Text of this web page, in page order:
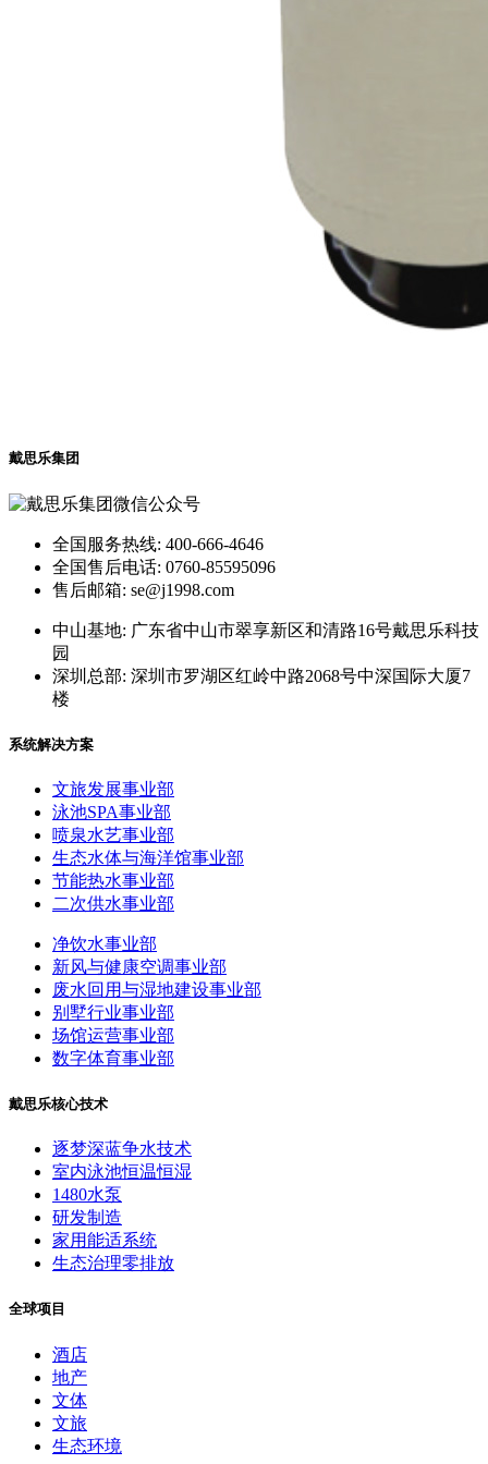
戴思乐集团
全国服务热线: 400-666-4646
全国售后电话: 0760-85595096
售后邮箱: se@j1998.com
中山基地: 广东省中山市翠享新区和清路16号戴思乐科技
园
深圳总部: 深圳市罗湖区红岭中路2068号中深国际大厦7
楼
系统解决方案
文旅发展事业部
泳池SPA事业部
喷泉水艺事业部
生态水体与海洋馆事业部
节能热水事业部
二次供水事业部
净饮水事业部
新风与健康空调事业部
废水回用与湿地建设事业部
别墅行业事业部
场馆运营事业部
数字体育事业部
戴思乐核心技术
逐梦深蓝争水技术
室内泳池恒温恒湿
1480水泵
研发制造
家用能适系统
生态治理零排放
全球项目
酒店
地产
文体
文旅
生态环境